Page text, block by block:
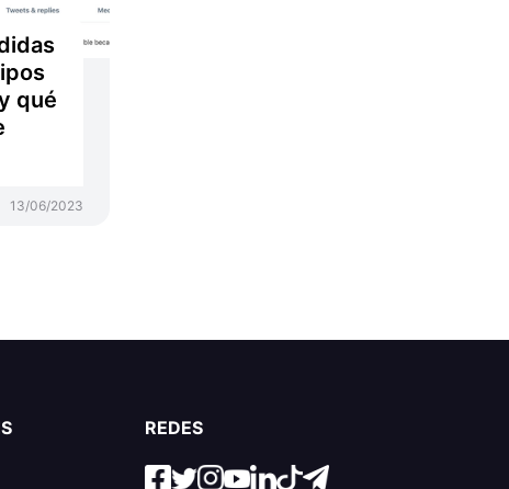
qué
13/06/2023
REDES